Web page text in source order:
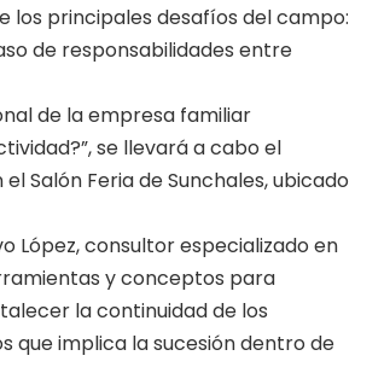
los principales desafíos del campo:
de responsabilidades entre
de la empresa familiar
se llevará a cabo el
Salón Feria de Sunchales, ubicado
López, consultor especializado en
y conceptos para
la continuidad de los
que implica la sucesión dentro de